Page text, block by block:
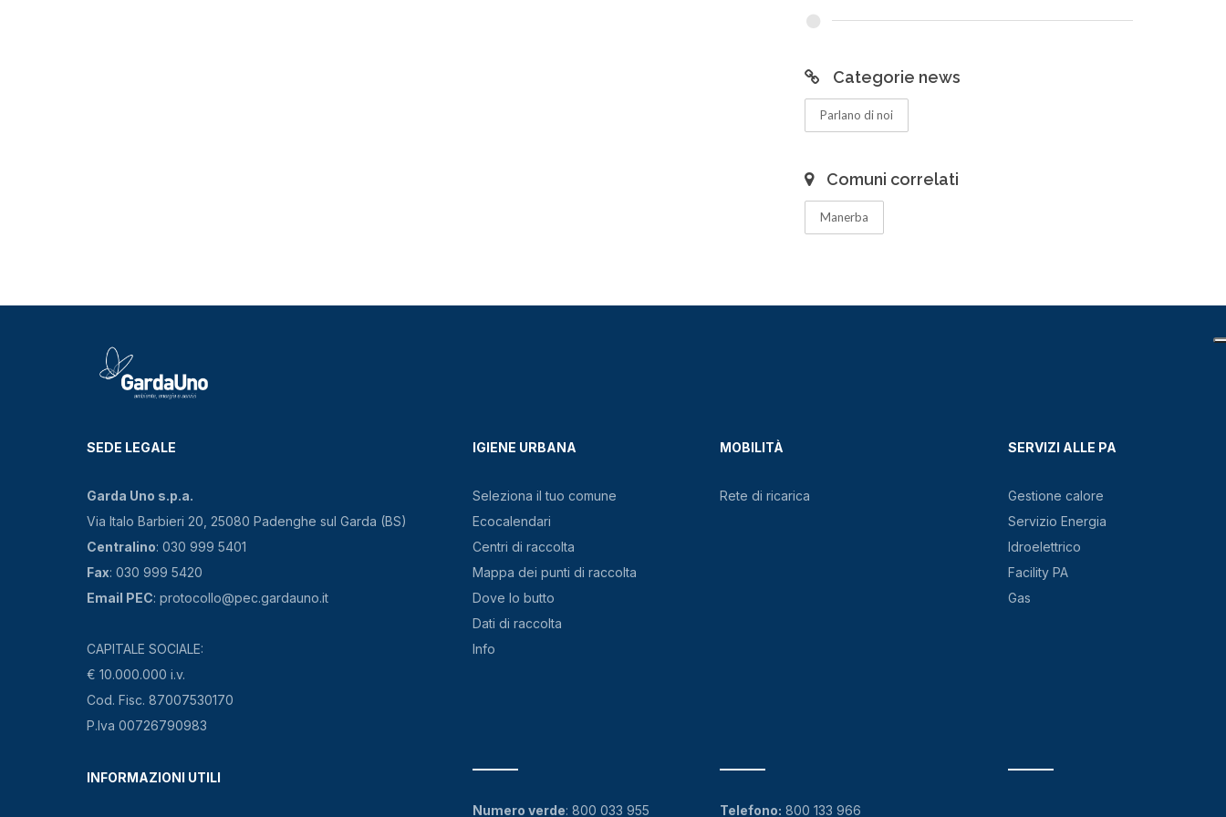
Categorie news
Parlano di noi
Comuni correlati
Manerba
SEDE LEGALE
Garda Uno s.p.a.
Via Italo Barbieri 20, 25080 Padenghe sul Garda (BS)
Centralino: 030 999 5401
Fax: 030 999 5420
Email PEC: protocollo@pec.gardauno.it
CAPITALE SOCIALE:
€ 10.000.000 i.v.
Cod. Fisc. 87007530170
P.Iva 00726790983
IGIENE URBANA
Seleziona il tuo comune
Ecocalendari
Centri di raccolta
Mappa dei punti di raccolta
Dove lo butto
Dati di raccolta
Info
MOBILITÀ
Rete di ricarica
SERVIZI ALLE PA
Gestione calore
Servizio Energia
Idroelettrico
Facility PA
Gas
INFORMAZIONI UTILI
Numero verde:800 033 955 Telefono: 800 133 966